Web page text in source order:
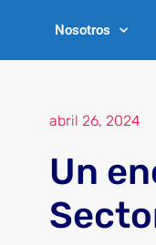
Nosotros
abril 26, 2024
Un